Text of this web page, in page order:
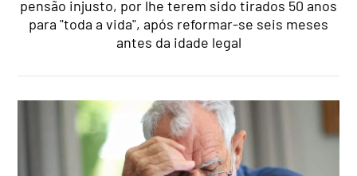
pensão injusto, por lhe terem sido tirados 50 anos
para "toda a vida", após reformar-se seis meses
antes da idade legal